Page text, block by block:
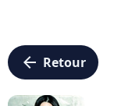
arrow_left Retour